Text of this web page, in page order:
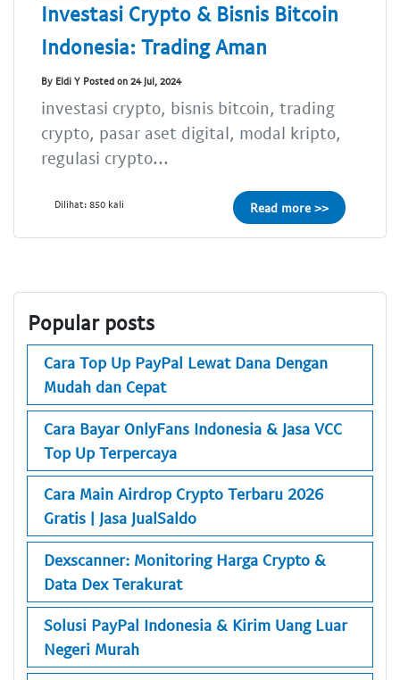
Investasi Crypto & Bisnis Bitcoin
Indonesia: Trading Aman
By Eldi Y Posted on 24 Jul, 2024
investasi crypto, bisnis bitcoin, trading
crypto, pasar aset digital, modal kripto,
regulasi crypto...
Dilihat: 850 kali Read more >>
Popular posts
Cara Top Up PayPal Lewat Dana Dengan
Mudah dan Cepat
Cara Bayar OnlyFans Indonesia & Jasa VCC
Top Up Terpercaya
Cara Main Airdrop Crypto Terbaru 2026
Gratis | Jasa JualSaldo
Dexscanner: Monitoring Harga Crypto &
Data Dex Terakurat
Solusi PayPal Indonesia & Kirim Uang Luar
Negeri Murah